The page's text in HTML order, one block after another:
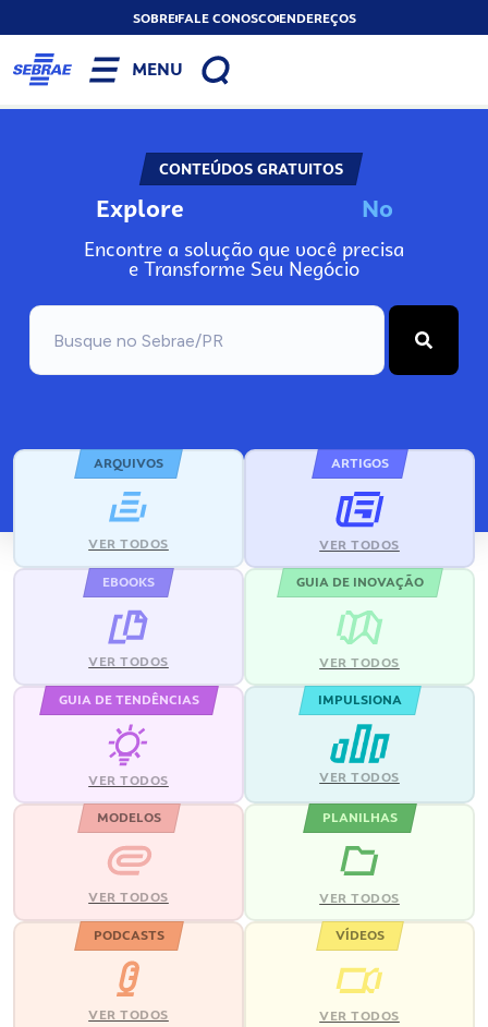
SOBREFALE CONOSCOENDEREÇOS
MENU
CONTEÚDOS GRATUITOS
Explore N
Encontre a solução que você precisa
e Transforme Seu Negócio
ARQUIVOS
VER TODOS
ARTIGOS
VER TODOS
EBOOKS
VER TODOS
GUIA DE INOVAÇÃO
VER TODOS
GUIA DE TENDÊNCIAS
VER TODOS
IMPULSIONA
VER TODOS
MODELOS
VER TODOS
PLANILHAS
VER TODOS
PODCASTS
VER TODOS
VÍDEOS
VER TODOS